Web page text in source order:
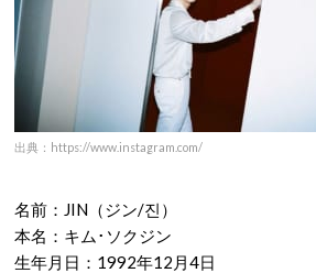
出典：https://www.instagram.com/
名前：JIN（ジン/진）
本名：キム･ソクジン
生年月日：1992年12月4日